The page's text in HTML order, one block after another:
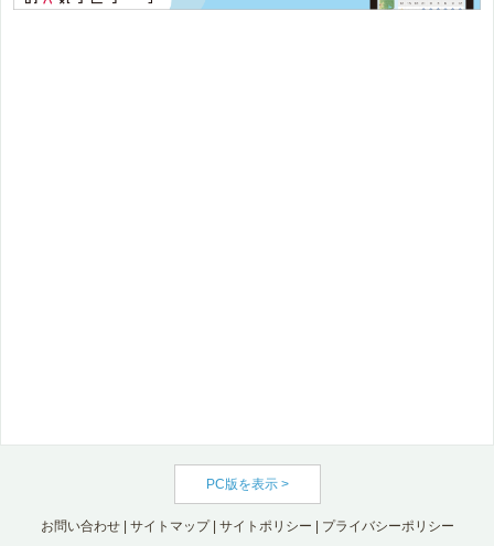
PC版を表示 >
お問い合わせ| サイトマップ| サイトポリシー プライバシーポリシー